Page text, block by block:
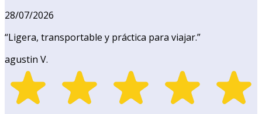
28/07/2026
“Ligera, transportable y práctica para viajar.”
agustin V.